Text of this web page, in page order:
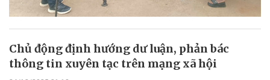
Chủ động định hướng dư luận, phản bác
thông tin xuyên tạc trên mạng xã hội